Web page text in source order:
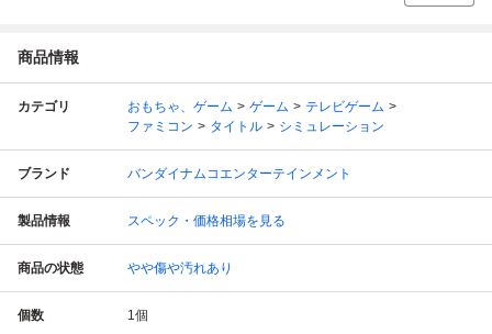
商品情報
カテゴリ おもちゃ、ゲーム ゲーム
テレビゲーム
ファミコン
タイトル シミュレーション
ブランド バンダイナムコエンターテインメント
製品情報 スペック・価格相場を見る
商品の状態 やや傷や汚れあり
個数 1個